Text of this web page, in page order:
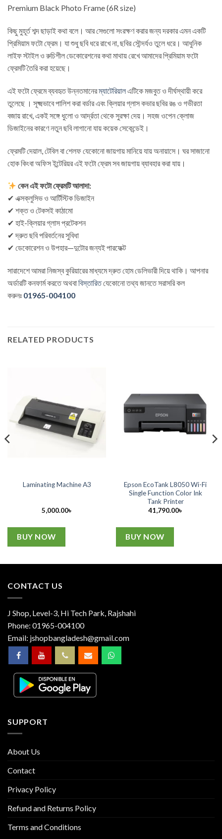
Premium Black Photo Frame (6R size)
কিছু মুহূর্ত শব্দ ছাড়াই কথা বলে। আর সেগুলো সংরক্ষণ করার জন্য দরকার এমন একটি
প্রিমিয়াম ফটো ফ্রেম। যা শুধু ছবি ধরে রাখে না, ছবির সৌন্দর্যও তুলে ধরে। আধুনিক
লাইফ স্টাইল ও রুচিশীল ডেকোরেশনের কথা মাথায় রেখে আমাদের প্রিমিয়াম ফটো
ফ্রেমটি তৈরি করা হয়েছে।
এই ফটো ফ্রেমে ব্যবহৃত উন্নতমানেরম্যাটেরিয়ালএটিকে মজবুত ও দীর্ঘস্থায়ী করে
তুলেছে । সূক্ষ্মভাবে পালিশ করা বর্ডার এবং ক্লিয়ার গ্লাস কভার ছবির রঙ ও গভীরতা
বজায় রাখে, একই সঙ্গে ধুলো ও আর্দ্রতা থেকে সুরক্ষা দেয়। সহজ ওপেন ক্লোজ
ডিজাইনের কারণে নতুন ছবি লাগানো যায় কয়েক সেকেন্ডেই।
ফ্রেমটি দেয়াল, টেবিল বা শেলফ যেকোনো জায়গায় মানিয়ে যায় অনায়াসে। ঘর সাজানো
হোক কিংবা অফিস ইন্টেরিয়র এই ফটো ফ্রেম সব জায়গায় ব্যাবহার করা যায়।
কেন এই ফটো ফ্রেমটি আলাদা:
✔ এক্সক্লুসিভ ও আর্টিস্টিক ডিজাইন
✔ শক্ত ও টেকসই কাঠামো
✔ হাই-ক্লিয়ার গ্লাস প্রটেকশন
✔ দ্রুত ছবি পরিবর্তনের সুবিধা
✔ ডেকোরেশন ও উপহার—দুটোর জন্যই পারফেক্ট
সারাদেশে আমরা নিজস্ব কুরিয়ারের মাধ্যমে দ্রুত হোম ডেলিভারী দিয়ে থাকি। আপনার
অর্ডারটি কনফার্ম করতে অথবাবিস্তারিতযেকোনো তথ্য জানতে সরাসরি কল
করুনঃ 01965-004100
RELATED PRODUCTS
Laminating Machine A3
5,000.00৳
BUY NOW
Epson EcoTank L8050 Wi-Fi
Single Function Color Ink
Tank Printer
41,790.00৳
BUY NOW
CONTACT US
J Shop, Level-3, Hi Tech Park, Rajshahi
Phone: 01965-004100
Email: jshopbangladesh@gmail.com
SUPPORT
About Us
Contact
Privacy Policy
Refund and Returns Policy
Terms and Conditions